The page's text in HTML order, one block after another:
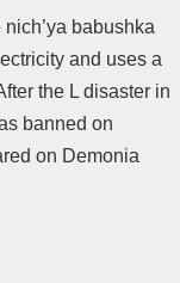
babushka
and uses a
the L disaster in
banned on
on Demonia